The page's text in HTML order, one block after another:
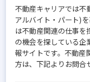
不動産キャリアでは不
アルバイト・パート)
は不動産関連の仕事
の機会を探している企
報サイトです。不動産
方は、下記よりお問合